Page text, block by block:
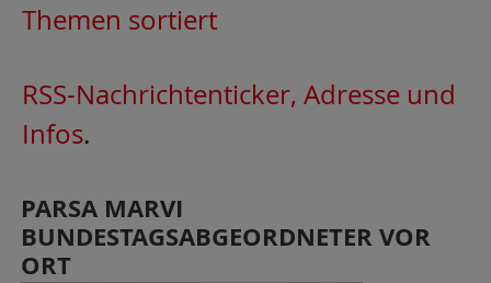
Themen sortiert
RSS-Nachrichtenticker, Adresse und
Infos.
PARSA MARVI
BUNDESTAGSABGEORDNETER VOR
ORT